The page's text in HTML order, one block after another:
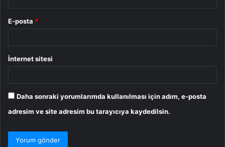
E-posta *
İnternet sitesi
Daha sonraki yorumlarımda kullanılması için adım, e-posta
adresim ve site adresim bu tarayıcıya kaydedilsin.